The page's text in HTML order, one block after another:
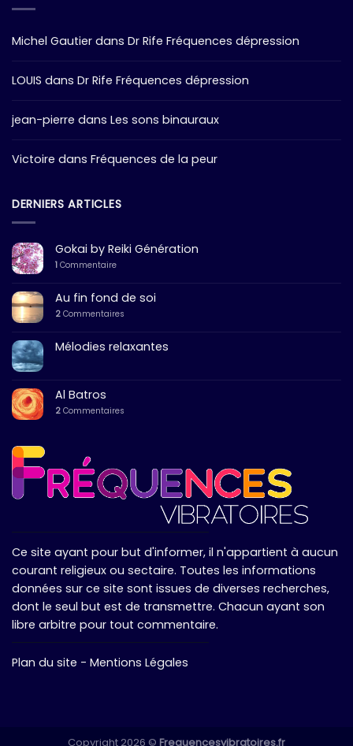
Michel Gautier dans Dr Rife Fréquences dépression
LOUIS dans Dr Rife Fréquences dépression
jean-pierre dans Les sons binauraux
Victoire dans Fréquences de la peur
DERNIERS ARTICLES
Gokai by Reiki Génération
1 Commentaire
Au fin fond de soi
2 Commentaires
Mélodies relaxantes
Al Batros
2 Commentaires
Ce site ayant pour but d'informer, il n'appartient à aucun
courant religieux ou sectaire. Toutes les informations
données sur ce site sont issues de diverses recherches,
dont le seul but est de transmettre. Chacun ayant son
libre arbitre pour tout commentaire.
Plan du site - Mentions Légales
Copyright 2026 © Frequencesvibratoires.fr